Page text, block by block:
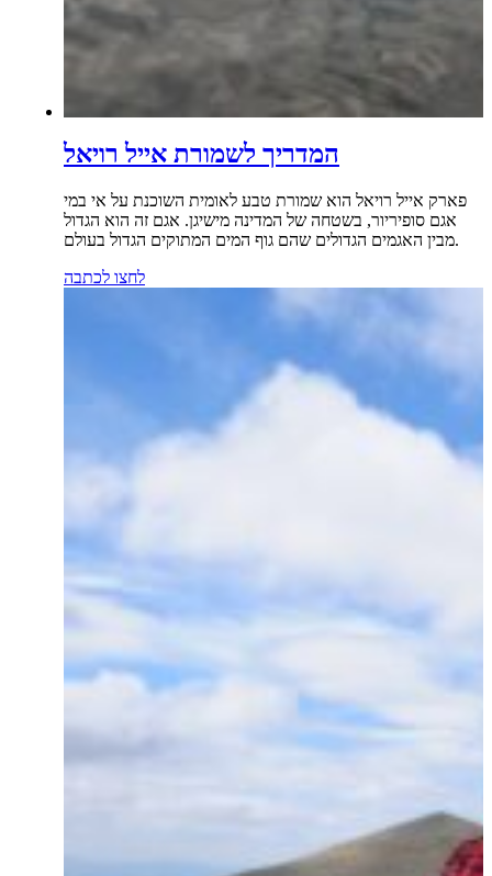
המדריך לשמורת אייל רויאל
פארק אייל רויאל הוא שמורת טבע לאומית השוכנת על אי במי
אגם סופיריור, בשטחה של המדינה מישיגן. אגם זה הוא הגדול
מבין האגמים הגדולים שהם גוף המים המתוקים הגדול בעולם.
לחצו לכתבה